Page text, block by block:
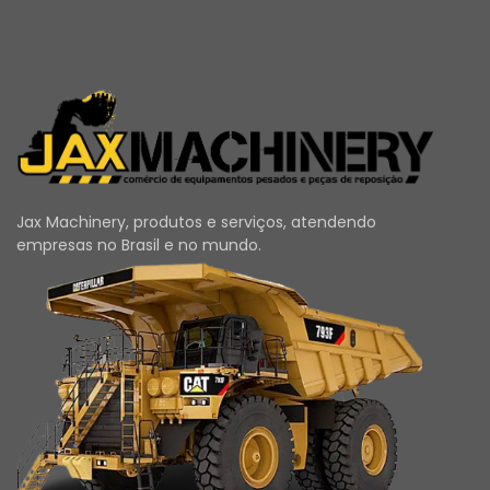
Jax Machinery, produtos e serviços, atendendo
empresas no Brasil e no mundo.